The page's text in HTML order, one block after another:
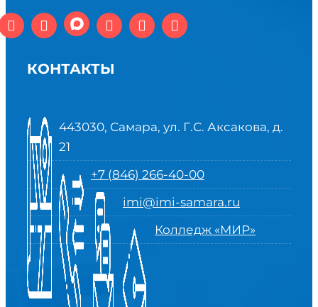
КОНТАКТЫ
443030, Самара, ул. Г.С. Аксакова, д.
21
+7 (846) 266-40-00
imi@imi-samara.ru
Колледж «МИР»